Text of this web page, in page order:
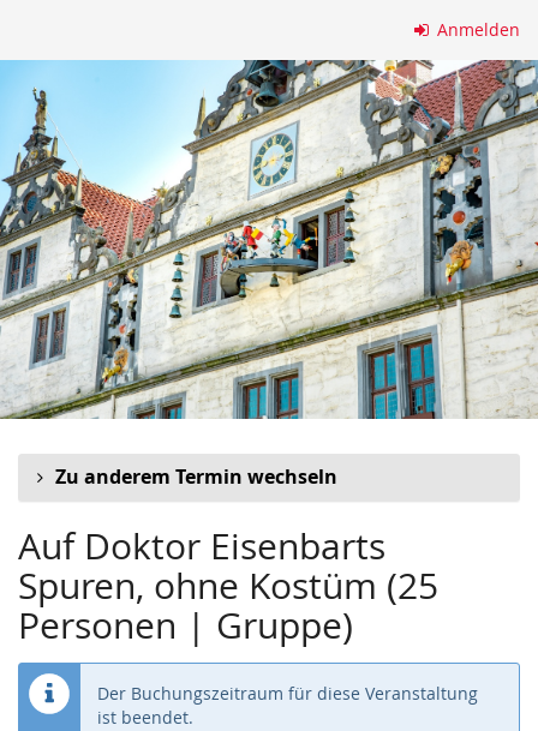
springen
Anmelden
Zu anderem Termin wechseln
Auf Doktor Eisenbarts
Spuren, ohne Kostüm (25
Personen | Gruppe)
Der Buchungszeitraum für diese Veranstaltung
ist beendet.